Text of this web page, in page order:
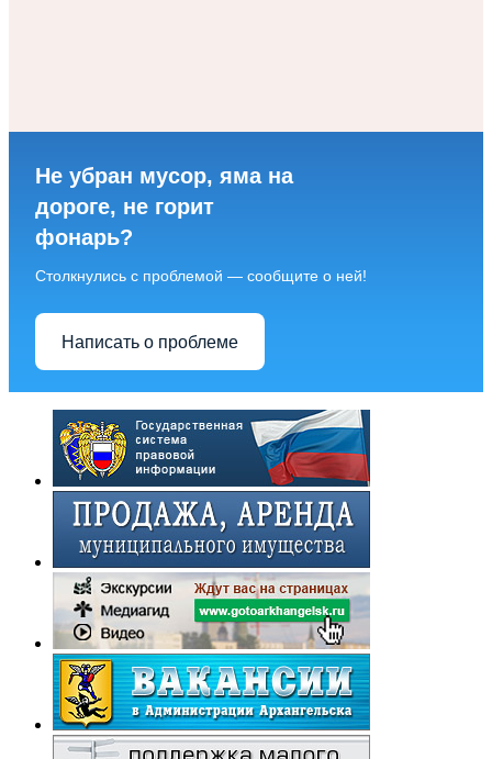
Не убран мусор, яма на
дороге, не горит
фонарь?
Столкнулись с проблемой — сообщите о ней!
Написать о проблеме